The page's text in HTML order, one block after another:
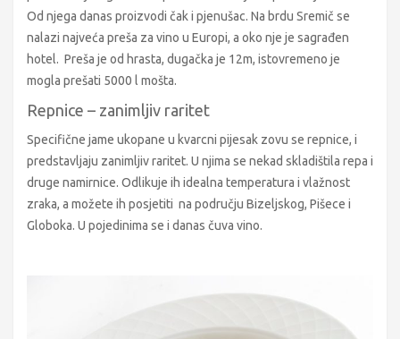
Od njega danas proizvodi čak i pjenušac. Na brdu Sremič se
nalazi najveća preša za vino u Europi, a oko nje je sagrađen
hotel. Preša je od hrasta, dugačka je 12m, istovremeno je
mogla prešati 5000 l mošta.
Repnice – zanimljiv raritet
Specifične jame ukopane u kvarcni pijesak zovu se repnice, i
predstavljaju zanimljiv raritet. U njima se nekad skladištila repa i
druge namirnice. Odlikuje ih idealna temperatura i vlažnost
zraka, a možete ih posjetiti na području Bizeljskog, Pišece i
Globoka. U pojedinima se i danas čuva vino.